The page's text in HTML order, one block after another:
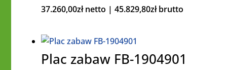
37.260,00zł netto | 45.829,80złbrutto
Plac zabaw FB-1904901